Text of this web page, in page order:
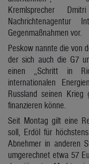
Kremlsprecher
Nachrichtenagentur
Gegenmaßnahmen vor.
Peskow nannte die von
der sich auch die G7
einen „Schritt in
internationalen
Russland seinen
finanzieren könne.
Seit Montag gilt eine
soll, Erdöl für
Abnehmer in anderen
umgerechnet etwa 57